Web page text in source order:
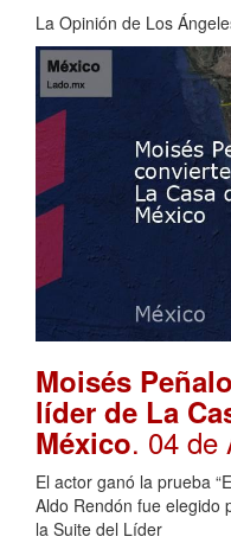
La Opinión de Los
Moisés
líder de La
México. 04 de
El actor ganó la prueba
Aldo Rendón fue elegido
la Suite del Líder